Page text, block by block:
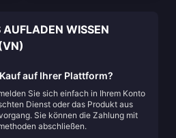
WISSEN
auf Ihrer Plattform?
Sie sich einfach in Ihrem Konto
Dienst oder das Produkt aus
Sie können die Zahlung mit
abschließen.